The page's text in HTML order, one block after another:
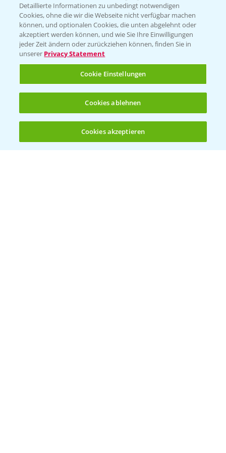
(noch 4)
PAMIRA - Packmittelrücknahme
Sammelstellen und Termine
PRE - Chemikalien sicher entsorgen
Sammelstellen und Termine
Kontakt & Notfall
Detaillierte Informationen zu unbedingt notwendigen
Cookies, ohne die wir die Webseite nicht verfügbar machen
können, und optionalen Cookies, die unten abgelehnt oder
akzeptiert werden können, und wie Sie Ihre Einwilligungen
jeder Zeit ändern oder zurückziehen können, finden Sie in
unserer Privacy Statement
Cookie Einstellungen
Cookies ablehnen
Cookies akzeptieren